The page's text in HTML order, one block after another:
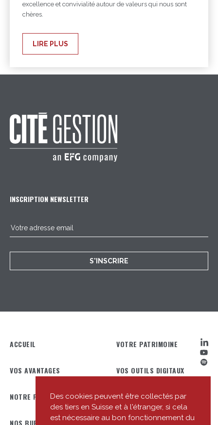
Des cookies peuvent être collectés par
des tiers en Suisse et à l'étranger, si cela
est nécessaire au bon fonctionnement du
excellence et convivialité autour de valeurs qui nous sont
chères.
LIRE PLUS
INSCRIPTION NEWSLETTER
S'INSCRIRE
ACCUEIL VOTRE PATRIMOINE
VOS AVANTAGES VOS OUTILS DIGITAUX
NOTRE PROFIL NOTRE ÉQUIPE
NOS BUREAUX NOTRE ACTUALITÉ